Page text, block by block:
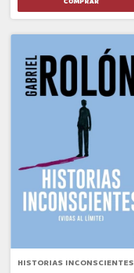
HISTORIAS INCONSCIENTES